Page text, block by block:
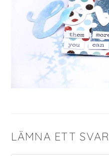
LÄMNA ETT SVAR